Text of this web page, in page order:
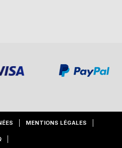
MENTIONS LÉGALES